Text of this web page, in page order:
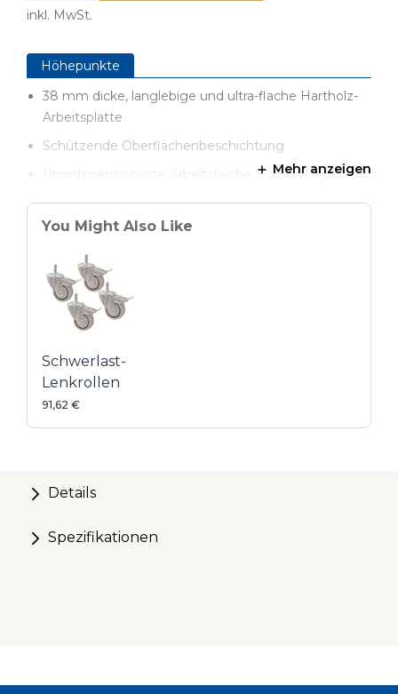
inkl. MwSt.
Höhepunkte
38 mm dicke, langlebige und ultra-flache Hartholz-
Arbeitsplatte
Schützende Oberflächenbeschichtung
Überdimensionierte Arbeitsfläche für vielseitiges
Kreg® U-Bench-Zubehör individuell anpassen
Vier Größen verfügbar
Mehr anzeigen
You Might Also Like
Schwerlast-
Lenkrollen
91,62 €
Details
Spezifikationen